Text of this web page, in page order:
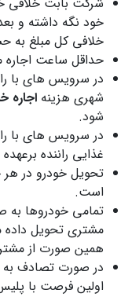
خود نگه داشته و
خلافی کل مبلغ
حداقل ساعت اجاره ماشین با
در سرویس های با
شهری هزینه اجاره
شود.
در سرویس های با
غذایی راننده
تحویل خودرو در هر
است.
تمامی خودروها به
مشتری تحویل داده
همین صورت از
در صورت تصادف به
اولین فرصت با